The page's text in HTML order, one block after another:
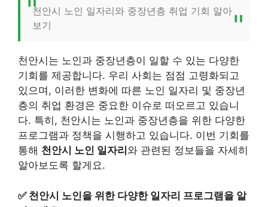
천안시 노인 일자리와 중장년층 취업 기회 알아
보기
천안시는 노인과 중장년층이 일할 수 있는 다양한
기회를 제공합니다. 우리 사회는 점점 고령화되고
있으며, 이러한 변화에 따른 노인 일자리 및 중장년
층의 취업 환경은 중요한 이슈로 떠오르고 있습니
다. 특히, 천안시는 노인과 중장년층을 위한 다양한
프로그램과 정책을 시행하고 있습니다. 이번 기회를
통해 천안시 노인 일자리 와 관련된 정보들을 자세히
알아보도록 할게요.
✅ 천안시 노인을 위한 다양한 일자리 프로그램을 알